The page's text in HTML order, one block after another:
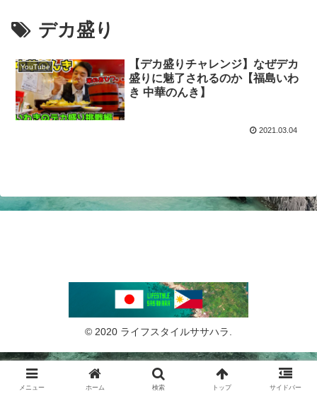
デカ盛り
YouTube
【デカ盛りチャレンジ】なぜデカ
盛りに魅了されるのか【福島いわ
き 中華のんき】
2021.03.04
© 2020 ライフスタイルササハラ.
メニュー ホーム 検索 トップ サイドバー